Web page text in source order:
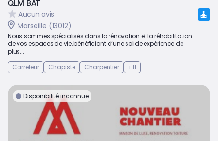
QLM BAT
Aucun avis
Marseille (13012)
Nous sommes spécialisés dans la rénovation et la réhabilitation
de vos espaces de vie, bénéficiant d’une solide expérience de
plus...
Carreleur
Chapiste Charpentier +11
Disponibilité inconnue